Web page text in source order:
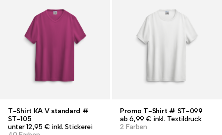
T-Shirt KA V standard #
ST-105
unter 12,95 € inkl. Stickerei
Promo T-Shirt # ST-099
ab 6,99 € inkl. Textildruck
2 Farben